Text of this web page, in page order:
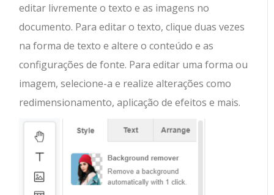
editar livremente o texto e as imagens no
documento. Para editar o texto, clique duas vezes
na forma de texto e altere o conteúdo e as
configurações de fonte. Para editar uma forma ou
imagem, selecione-a e realize alterações como
redimensionamento, aplicação de efeitos e mais.